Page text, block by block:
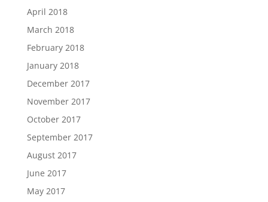
April 2018
March 2018
February 2018
January 2018
December 2017
November 2017
October 2017
September 2017
August 2017
June 2017
May 2017